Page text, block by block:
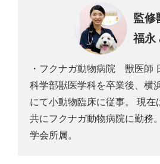
監修
福永
・フクナガ動物病院 獣医師
科学部獣医学科を卒業後、横
にて小動物臨床に従事。 現在
共にフクナガ動物病院に勤務
学会所属。